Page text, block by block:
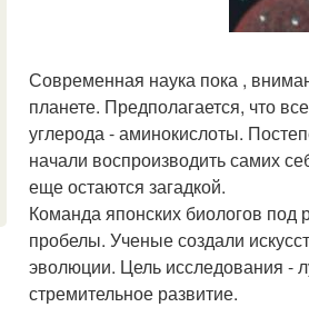
Современная наука пока ,
планете. Предполагается, что
углерода - аминокислоты.
начали воспроизводить самих
еще остаются загадкой.
Команда японских биологов под
пробелы. Ученые создали
эволюции. Цель исследования -
стремительное развитие.